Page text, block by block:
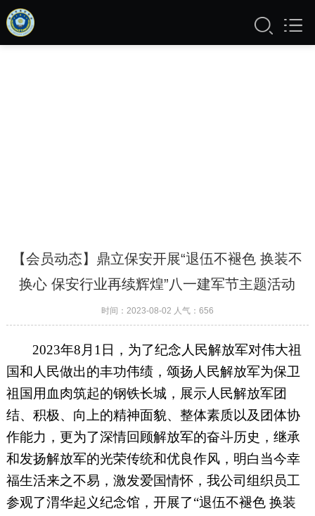
【会员动态】鼎立保安开展“退伍不褪色 换装不
换心 保安行业再续辉煌”八一建军节主题活动
时间：2023-08-02 人气： 656
2023年8月1日，为了纪念人民解放军对伟大祖
国和人民做出的丰功伟绩，颂扬人民解放军为保卫
祖国用血肉筑起的钢铁长城，展示人民解放军团
结、积极、向上的精神面貌、整体素质以及团体协
作能力，更为了深情回顾解放军的奋斗历史，继承
和发扬解放军的光荣传统和优良作风，明白当今幸
福生活来之不易，激发爱国情怀，我公司组织员工
参观了渭华起义纪念馆，开展了“退伍不褪色 换装